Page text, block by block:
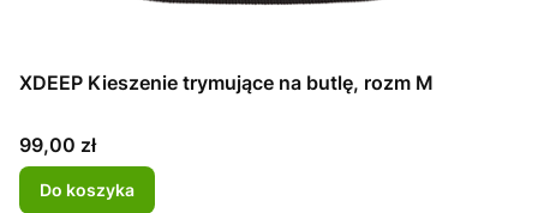
XDEEP Kieszenie trymujące na butlę, rozm M
Cena
99,00 zł
Do koszyka